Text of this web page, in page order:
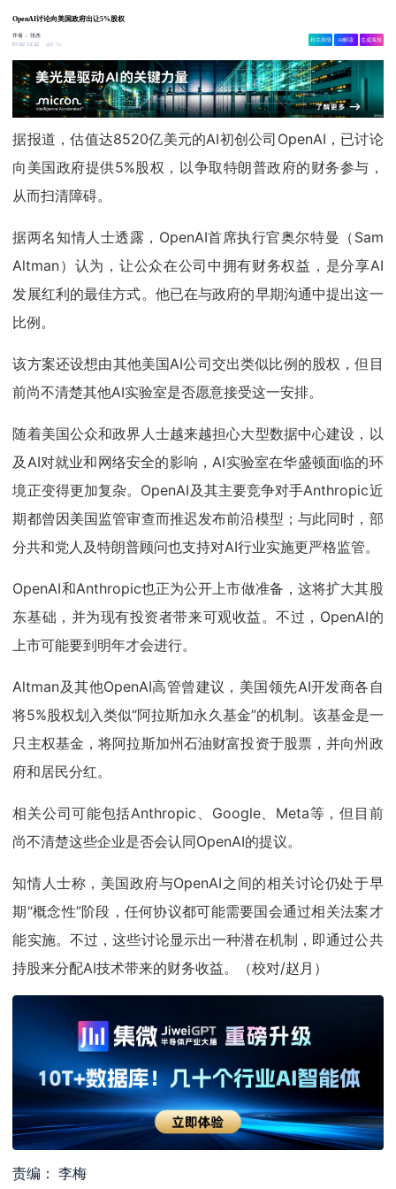
OpenAI讨论向美国政府出让5%股权
作者：张杰
07-02 13:32
8.7w
相关舆情 AI解读 生成海报
据报道，估值达8520亿美元的AI初创公司OpenAI，已讨论
向美国政府提供5%股权，以争取特朗普政府的财务参与，
从而扫清障碍。
据两名知情人士透露，OpenAI首席执行官奥尔特曼（Sam
Altman）认为，让公众在公司中拥有财务权益，是分享AI
发展红利的最佳方式。他已在与政府的早期沟通中提出这一
比例。
该方案还设想由其他美国AI公司交出类似比例的股权，但目
前尚不清楚其他AI实验室是否愿意接受这一安排。
随着美国公众和政界人士越来越担心大型数据中心建设，以
及AI对就业和网络安全的影响，AI实验室在华盛顿面临的环
境正变得更加复杂。OpenAI及其主要竞争对手Anthropic近
期都曾因美国监管审查而推迟发布前沿模型；与此同时，部
分共和党人及特朗普顾问也支持对AI行业实施更严格监管。
OpenAI和Anthropic也正为公开上市做准备，这将扩大其股
东基础，并为现有投资者带来可观收益。不过，OpenAI的
上市可能要到明年才会进行。
Altman及其他OpenAI高管曾建议，美国领先AI开发商各自
将5%股权划入类似“阿拉斯加永久基金”的机制。该基金是一
只主权基金，将阿拉斯加州石油财富投资于股票，并向州政
府和居民分红。
相关公司可能包括Anthropic、Google、Meta等，但目前
尚不清楚这些企业是否会认同OpenAI的提议。
知情人士称，美国政府与OpenAI之间的相关讨论仍处于早
期“概念性”阶段，任何协议都可能需要国会通过相关法案才
能实施。不过，这些讨论显示出一种潜在机制，即通过公共
持股来分配AI技术带来的财务收益。（校对/赵月）
责编： 李梅